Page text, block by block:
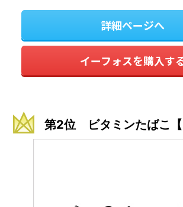
詳細ページへ
イーフォスを購入す
第2位 ビタミンたばこ【